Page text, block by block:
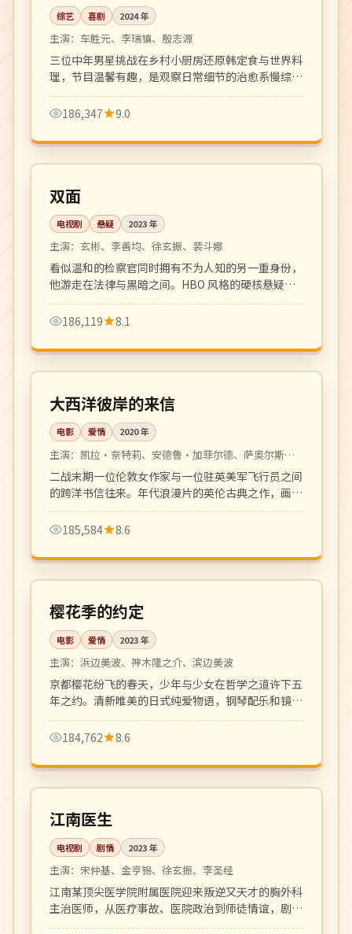
综艺 喜剧 2024年
主演： 车胜元、李瑞镇、殷志源
三位中年男星挑战在乡村小厨房还原韩定食与世界料
理，节目温馨有趣，是观察日常细节的治愈系慢综
艺。
186,347
9.0
韩国
完结 全 8 集
双面
电视剧 悬疑 2023年
主演： 玄彬、李善均、徐玄振、裴斗娜
看似温和的检察官同时拥有不为人知的另一重身份，
他游走在法律与黑暗之间。HBO 风格的硬核悬疑
剧，节奏冷峻凌厉。
186,119
8.1
英国
高分 120 分钟
大西洋彼岸的来信
电影 爱情 2020年
主演： 凯拉·奈特莉、安德鲁·加菲尔德、萨奥尔斯·
罗南
二战末期一位伦敦女作家与一位驻英美军飞行员之间
的跨洋书信往来。年代浪漫片的英伦古典之作，画面
与配乐如散文。
185,584
8.6
日本
4K 108 分钟
樱花季的约定
电影 爱情 2023年
主演： 浜边美波、神木隆之介、滨边美波
京都樱花纷飞的春天，少年与少女在哲学之道许下五
年之约。清新唯美的日式纯爱物语，钢琴配乐和镜头
语言令人沉醉。
184,762
8.6
韩国
热播 更新至 16 集
江南医生
电视剧 剧情 2023年
主演： 宋仲基、金亨锡、徐玄振、李圣经
江南某顶尖医学院附属医院迎来叛逆又天才的胸外科
主治医师，从医疗事故、医院政治到师徒情谊，剧情
节奏紧凑，台词犀利。